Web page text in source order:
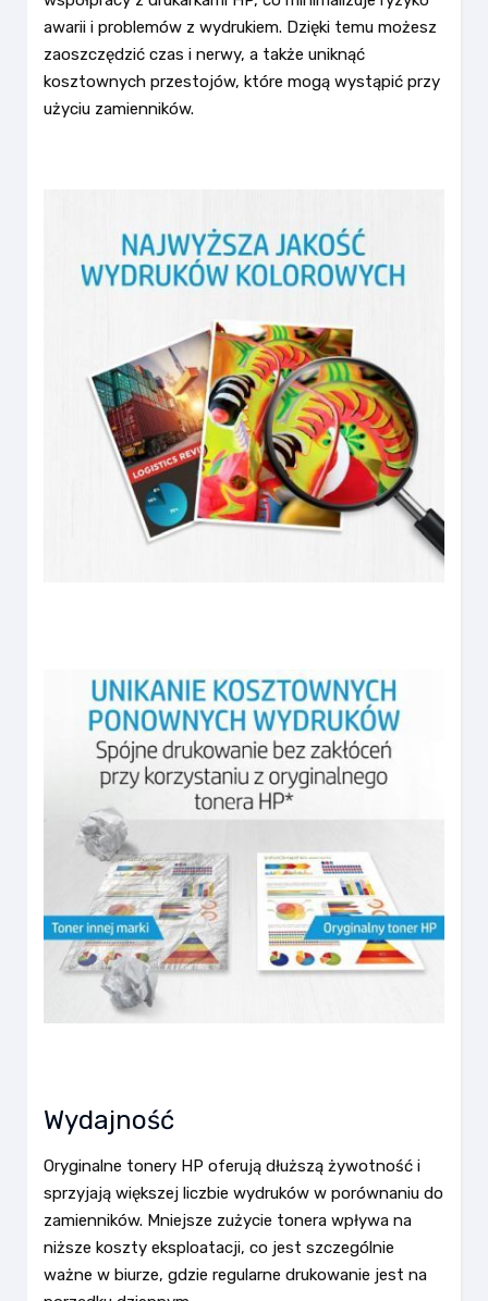
awarii i problemów z wydrukiem. Dzięki temu możesz
zaoszczędzić czas i nerwy, a także uniknąć
kosztownych przestojów, które mogą wystąpić przy
użyciu zamienników.
Wydajność
Oryginalne tonery HP oferują dłuższą żywotność i
sprzyjają większej liczbie wydruków w porównaniu do
zamienników. Mniejsze zużycie tonera wpływa na
niższe koszty eksploatacji, co jest szczególnie
ważne w biurze, gdzie regularne drukowanie jest na